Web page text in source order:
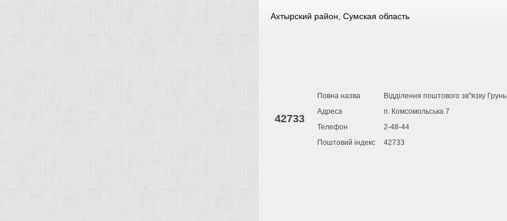
Ахтырский район, Сумская область
42733
Повна назва
Відділення поштового зв"язку Грунь
Адреса
п. Комсомольська 7
Телефон
2-48-44
Поштовий індекс
42733